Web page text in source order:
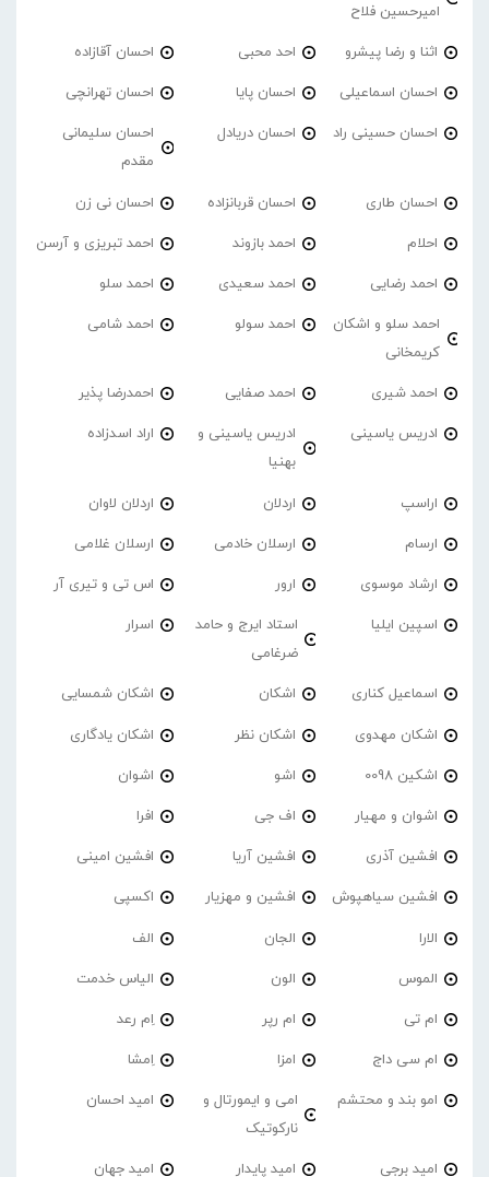
امیرحسین فلاح
اثنا و رضا پیشرو احد محبی احسان آقازاده
احسان اسماعیلی احسان پایا احسان تهرانچی
احسان حسینی راد احسان دریادل
احسان سلیمانی
مقدم
احسان طاری احسان قربانزاده احسان نی زن
احلام احمد بازوند احمد تبریزی و آرسن
احمد‌ رضایی احمد سعیدی احمد سلو
احمد سلو و اشکان
کریمخانی
احمد سولو احمد شامی
احمد شیری احمد صفایی احمدرضا پذیر
ادریس یاسینی
ادریس یاسینی و
بهنیا
اراد اسدزاده
اراسپ اردلان اردلان لاوان
ارسام ارسلان خادمی ارسلان غلامی
ارشاد موسوی ارور اس تی و تیری آر
اسپین ایلیا
استاد ایرج و حامد
ضرغامی
اسرار
اسماعیل کناری اشکان اشکان شمسایی
اشکان مهدوی اشکان نظر اشکان یادگاری
اشکین 0098 اشو اشوان
اشوان و مهیار اف جی افرا
افشین آذری افشین آریا افشین امینی
افشین سیاهپوش افشین و مهزیار اکسپی
الارا الجان الف
الموس الون الیاس خدمت
ام تی ام رپر اِم رعد
ام سی داج امزا اِمشا
امو بند و محتشم
امی و ایمورتال و
نارکوتیک
امید احسان
امید برجی امید پایدار امید جهان